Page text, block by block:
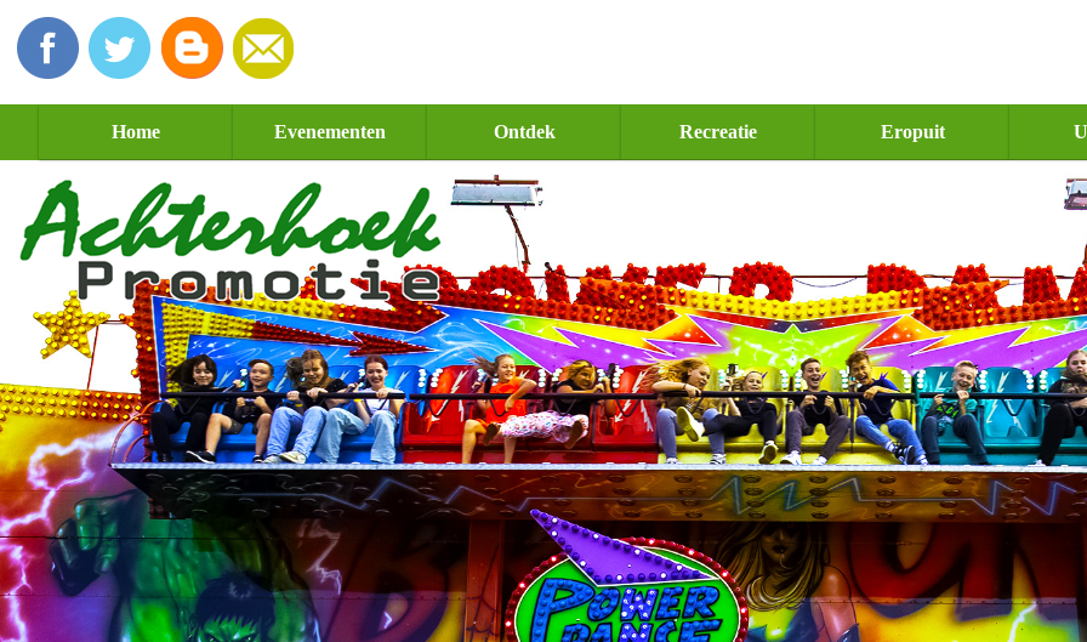
Home Evenementen Ontdek Recreatie Eropuit